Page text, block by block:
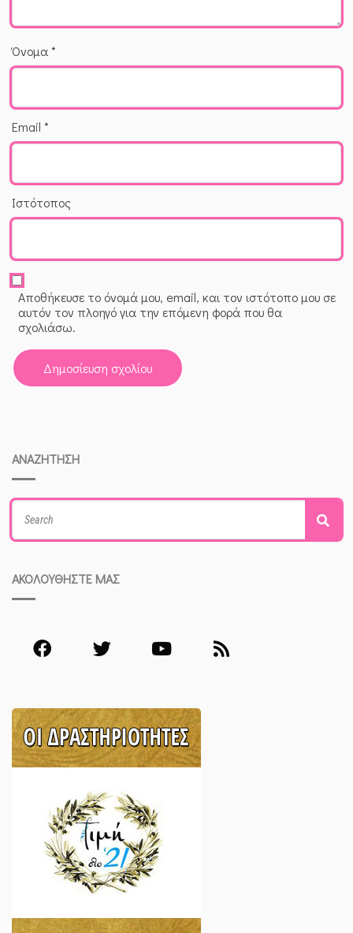
Όνομα*
Email *
Ιστότοπος
Αποθήκευσε το όνομά μου, email, και τον ιστότοπο μου σε
αυτόν τον πλοηγό για την επόμενη φορά που θα
σχολιάσω.
ΑΝΑΖΗΤΗΣΗ
Search
for:
ΑΚΟΛΟΥΘΗΣΤΕ ΜΑΣ